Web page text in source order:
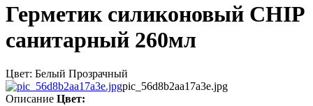
Герметик силиконовый CHIP
санитарный 260мл
Цвет: Белый Прозрачный
pic_56d8b2aa17a3e.jpg
Описание Цвет: